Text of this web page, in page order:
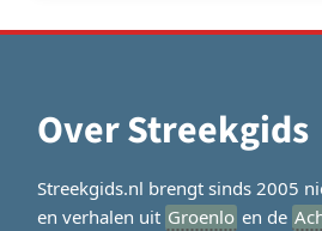
Over Streekgids
Streekgids.nl brengt sinds 2005
en verhalen uit Groenlo en de